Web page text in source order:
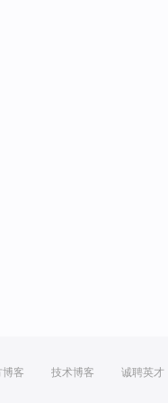
博客 技术博客 诚聘英才